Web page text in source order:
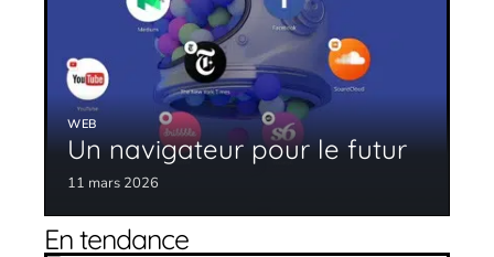
WEB
Un navigateur pour le futur
11 mars 2026
En tendance